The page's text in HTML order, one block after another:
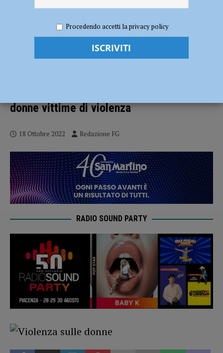
dedicati alla presenza del medico legale, linee guida per l’accoglienza
in pronto soccorso delle donne vittime di violenza
Da percorsi dedicati alla presenza del
donne vittime di violenza
18 Ottobre 2022 Redazione FG
RADIO SOUND PARTY
Procedendo accetti la privacy policy